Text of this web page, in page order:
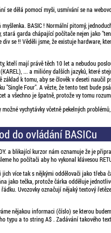
se dělá pomocí myši, usmívání se na
BASIC ! Normální pitomý,
garda chápající počítače nejen jako
se !! Věděli jsme, že existuje hardware,
kteří mají právě těch 10 let a nebudou
(KAREL), ... a milióny dalších jazyků, které
k tomu, aby se člověk v deseti naučil
Four". A vězte, že tento text bude
a všechno je špatně, protože vy tomu
vychytávky včetně pekelných
do ovládání BASICu
a blikající kurzor nám oznamuje že je
ho počítači aby ho vykonal klávesou
více tak s nějkými oddělovači jako třeba
jako tečka, protože čárka odděluje
Uvozovky označují nějaký textový
nějakou informaci (číslo) se kterou
typu a to string A$ . Zadávání takového